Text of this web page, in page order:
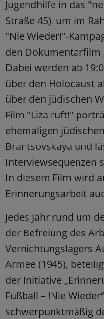
Jugendhilfe in das
Straße 45), um im
"Nie Wieder!"-
den Dokumentarfilm
Dabei werden ab
über den Holocaust
über den jüdischen
Film "Liza ruft!"
ehemaligen
Brantsovskaya und
Interviewsequenzen
In diesem Film wird
Erinnerungsarbeit
Jedes Jahr rund um
der Befreiung des
Vernichtungslagers
Armee (1945),
der Initiative
Fußball – !Nie
schwerpunktmäßig